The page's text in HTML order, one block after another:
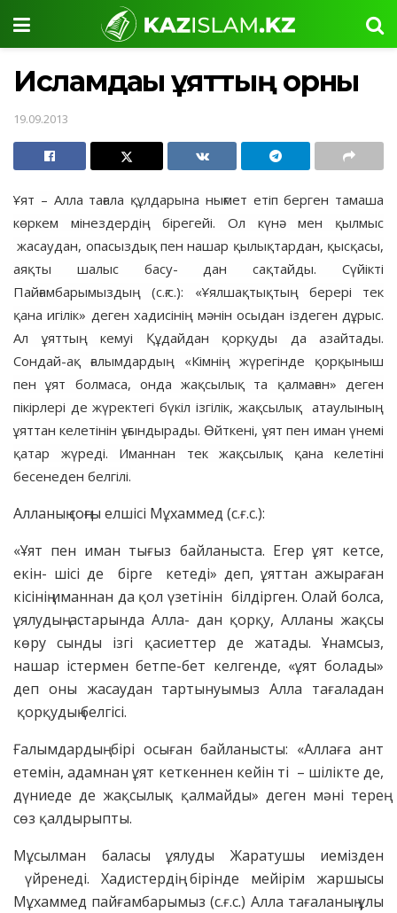
Исламдағы ұяттың орны
19.09.2013
Ұят – Алла тағала құлдарына нығмет етіп берген тамаша
көркем мінездердің бірегейі. Ол күнә мен қылмыс
жасаудан, опасыздық пен нашар қылықтардан, қысқасы,
аяқты шалыс басу- дан сақтайды. Сүйікті
Пайғамбарымыздың (с.ғ.с.): «Ұялшақтықтың берері тек
қана игілік» деген хадисінің мәнін осыдан іздеген дұрыс.
Ал ұяттың кемуі Құдайдан қорқуды да азайтады.
Сондай-ақ ғалымдардың «Кімнің жүрегінде қорқыныш
пен ұят болмаса, онда жақсылық та қалмаған» деген
пікірлері де жүректегі бүкіл ізгілік, жақсылық атаулының
ұяттан келетінін ұғындырады. Өйткені, ұят пен иман үнемі
қатар жүреді. Иманнан тек жақсылық қана келетіні
бесенеден белгілі.
Алланың соңғы елшісі Мұхаммед (с.ғ.с.):
«Ұят пен иман тығыз байланыста. Егер ұят кетсе,
екін- шісі де бірге кетеді» деп, ұяттан ажыраған
кісінің иманнан да қол үзетінін білдірген. Олай болса,
ұялудың астарында Алла- дан қорқу, Алланы жақсы
көру сынды ізгі қасиеттер де жатады. Ұнамсыз,
нашар істермен бетпе-бет келгенде, «ұят болады»
деп оны жасаудан тартынуымыз Алла тағаладан
қорқудың белгісі.
Ғалымдардың бірі осыған байланысты: «Аллаға ант
етемін, адамнан ұят кеткеннен кейін ті – шілікте де,
дүниеде де жақсылық қалмайды» деген мәні терең
сөз қалдырыпты.
Мұсылман баласы ұялуды Жаратушы иемізден
үйренеді. Хадистердің бірінде мейірім жаршысы
Мұхаммед пайғамбарымыз (с.ғ.с.) Алла тағаланың ұлы